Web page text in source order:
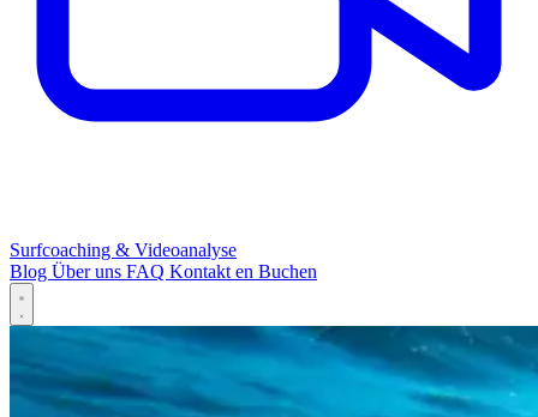
Surfcoaching & Videoanalyse
Blog Über uns FAQ Kontakten Buchen